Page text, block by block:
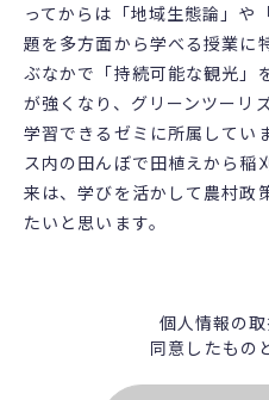
ってからは「地域生態論」や
題を多方面から学べる授業に
ぶなかで「持続可能な観光」
が強くなり、グリーンツーリ
学習できるゼミに所属してい
ス内の田んぼで田植えから稲
来は、学びを活かして農村政
たいと思います。
個人情報の取
同意したもの